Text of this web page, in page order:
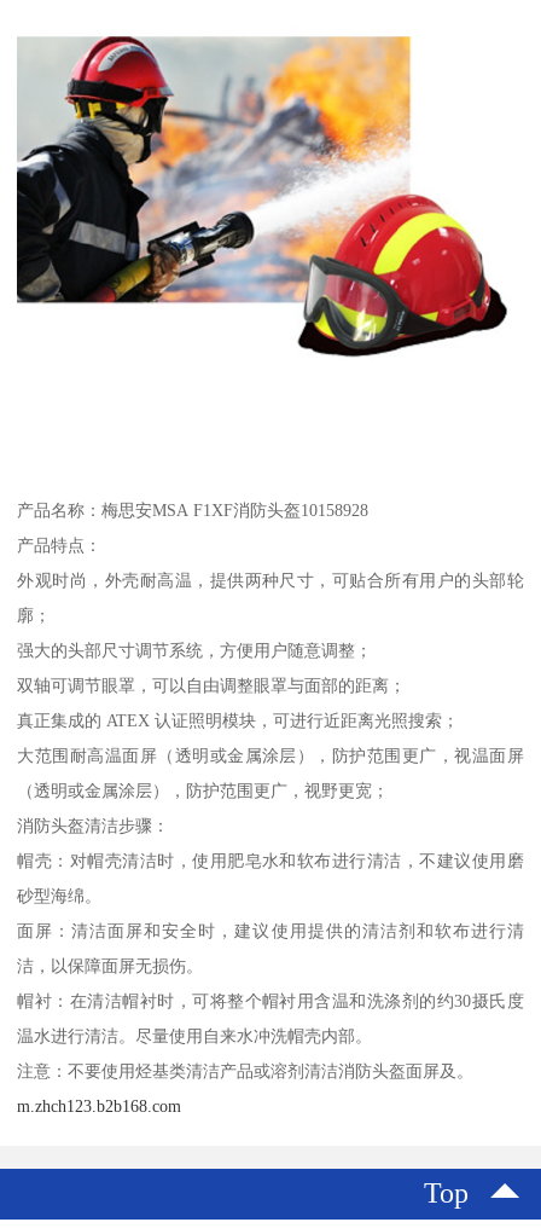
产品名称：梅思安MSA F1XF消防头盔10158928
产品特点：
外观时尚，外壳耐高温，提供两种尺寸，可贴合所有用户的头部轮
廓；
强大的头部尺寸调节系统，方便用户随意调整；
双轴可调节眼罩，可以自由调整眼罩与面部的距离；
真正集成的 ATEX 认证照明模块，可进行近距离光照搜索；
大范围耐高温面屏（透明或金属涂层），防护范围更广，视温面屏
（透明或金属涂层），防护范围更广，视野更宽；
消防头盔清洁步骤：
帽壳：对帽壳清洁时，使用肥皂水和软布进行清洁，不建议使用磨
砂型海绵。
面屏：清洁面屏和安全时，建议使用提供的清洁剂和软布进行清
洁，以保障面屏无损伤。
帽衬：在清洁帽衬时，可将整个帽衬用含温和洗涤剂的约30摄氏度
温水进行清洁。尽量使用自来水冲洗帽壳内部。
注意：不要使用烃基类清洁产品或溶剂清洁消防头盔面屏及。
m.zhch123.b2b168.com
Top